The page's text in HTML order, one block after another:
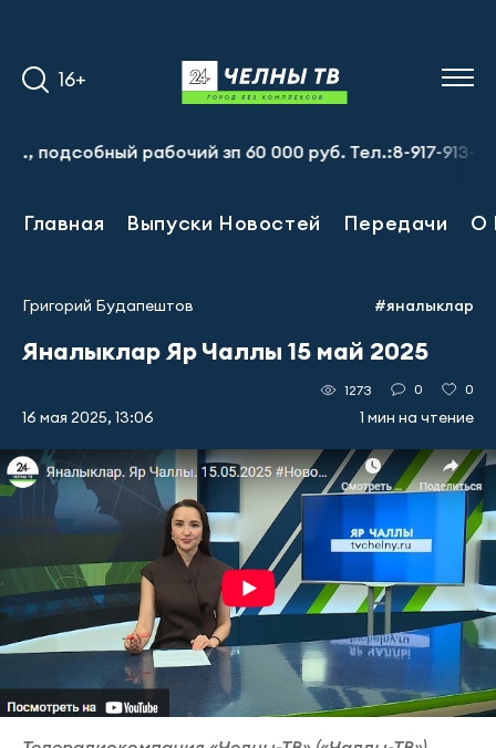
16+
рабочий зп 60 000 руб. Тел.:8-917-913-20-71
Главная Выпуски Новостей Передачи О
Григорий Будапештов #яналыклар
Яналыклар Яр Чаллы 15 май 2025
16 мая 2025, 13:06
1273 0 0
1 мин на чтение